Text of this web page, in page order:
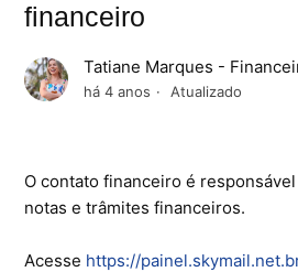
Painel De Controle
Skybox
Citrix XenServer Agent
financeiro
Tatiane Marques -
há 4 anos Atualizado
O contato financeiro é
notas e trâmites financeiros.
Acesse https://